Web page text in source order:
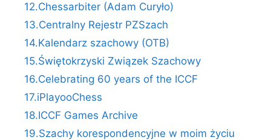
12.Chessarbiter (Adam Curyło)
13.Centralny Rejestr PZSzach
14.Kalendarz szachowy (OTB)
15.Świętokrzyski Związek Szachowy
16.Celebrating 60 years of the ICCF
17.iPlayooChess
18.ICCF Games Archive
19.Szachy korespondencyjne w moim życiu